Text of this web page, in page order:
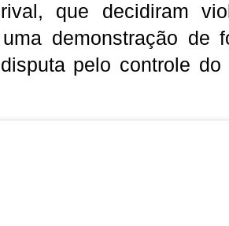
que decidiram
demonstração de
pelo controle